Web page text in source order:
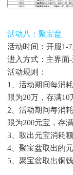
活动八：聚宝盆
活动时间：开服1-
进入方式：主界面
活动规则：
1、活动期间每消
限为20万，存满10
2、活动期间每消
限为200元宝，存
3、取出元宝消耗
4、聚宝盆取出的
5、聚宝盆取出铜